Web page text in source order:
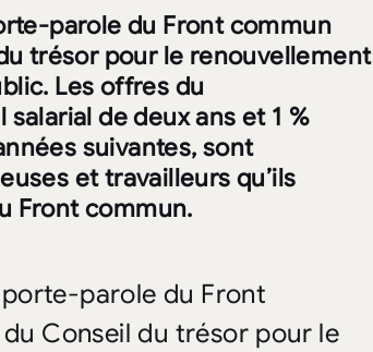
parole du Front commun
trésor pour le renouvellement
Les offres du
de deux ans et 1 %
suivantes, sont
et travailleurs qu’ils
Front commun.
parole du Front
Conseil du trésor pour le